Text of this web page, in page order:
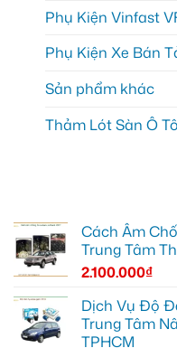
Phụ Kiện Vinfast
Phụ Kiện Xe Bán
Sản phẩm khác
Thảm Lót Sàn Ô Tô
Cách Âm
Trung Tâm
2.100.000₫
Dịch Vụ Độ
Trung Tâm
TPHCM